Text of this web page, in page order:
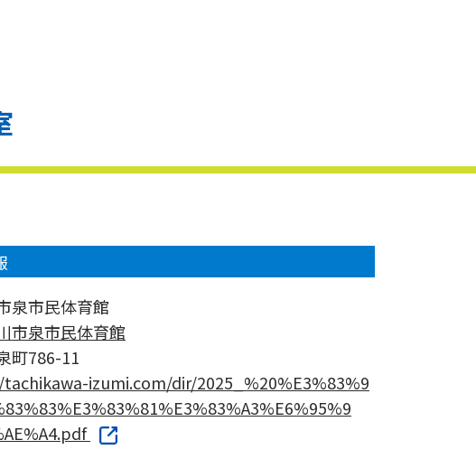
泉市民体育館
市泉市民体育館
町786-11
izumi.com/dir/2025_%20%E3%83%9